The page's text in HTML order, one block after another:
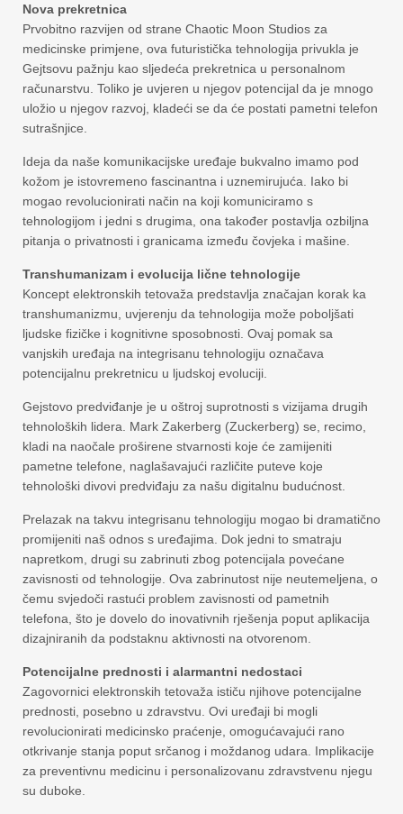
Nova prekretnica
Prvobitno razvijen od strane Chaotic Moon Studios za
medicinske primjene, ova futuristička tehnologija privukla je
Gejtsovu pažnju kao sljedeća prekretnica u personalnom
računarstvu. Toliko je uvjeren u njegov potencijal da je mnogo
uložio u njegov razvoj, kladeći se da će postati pametni telefon
sutrašnjice.
Ideja da naše komunikacijske uređaje bukvalno imamo pod
kožom je istovremeno fascinantna i uznemirujuća. Iako bi
mogao revolucionirati način na koji komuniciramo s
tehnologijom i jedni s drugima, ona također postavlja ozbiljna
pitanja o privatnosti i granicama između čovjeka i mašine.
Transhumanizam i evolucija lične tehnologije
Koncept elektronskih tetovaža predstavlja značajan korak ka
transhumanizmu, uvjerenju da tehnologija može poboljšati
ljudske fizičke i kognitivne sposobnosti. Ovaj pomak sa
vanjskih uređaja na integrisanu tehnologiju označava
potencijalnu prekretnicu u ljudskoj evoluciji.
Gejstovo predviđanje je u oštroj suprotnosti s vizijama drugih
tehnoloških lidera. Mark Zakerberg (Zuckerberg) se, recimo,
kladi na naočale proširene stvarnosti koje će zamijeniti
pametne telefone, naglašavajući različite puteve koje
tehnološki divovi predviđaju za našu digitalnu budućnost.
Prelazak na takvu integrisanu tehnologiju mogao bi dramatično
promijeniti naš odnos s uređajima. Dok jedni to smatraju
napretkom, drugi su zabrinuti zbog potencijala povećane
zavisnosti od tehnologije. Ova zabrinutost nije neutemeljena, o
čemu svjedoči rastući problem zavisnosti od pametnih
telefona, što je dovelo do inovativnih rješenja poput aplikacija
dizajniranih da podstaknu aktivnosti na otvorenom.
Potencijalne prednosti i alarmantni nedostaci
Zagovornici elektronskih tetovaža ističu njihove potencijalne
prednosti, posebno u zdravstvu. Ovi uređaji bi mogli
revolucionirati medicinsko praćenje, omogućavajući rano
otkrivanje stanja poput srčanog i moždanog udara. Implikacije
za preventivnu medicinu i personalizovanu zdravstvenu njegu
su duboke.